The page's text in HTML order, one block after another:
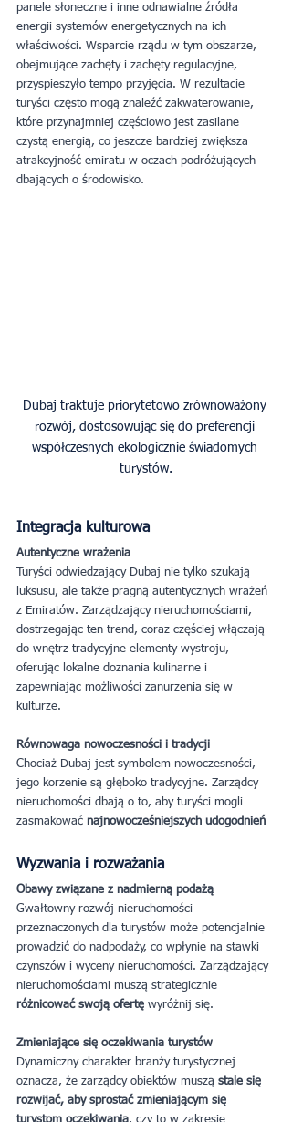
panele słoneczne i inne odnawialne źródła
energii systemów energetycznych na ich
właściwości. Wsparcie rządu w tym obszarze,
obejmujące zachęty i zachęty regulacyjne,
przyspieszyło tempo przyjęcia. W rezultacie
turyści często mogą znaleźć zakwaterowanie,
które przynajmniej częściowo jest zasilane
czystą energią, co jeszcze bardziej zwiększa
atrakcyjność emiratu w oczach podróżujących
dbających o środowisko.
Dubaj traktuje priorytetowo zrównoważony
rozwój, dostosowując się do preferencji
współczesnych ekologicznie świadomych
turystów.
Integracja kulturowa
Autentyczne wrażenia
Turyści odwiedzający Dubaj nie tylko szukają
luksusu, ale także pragną autentycznych wrażeń
z Emiratów. Zarządzający nieruchomościami,
dostrzegając ten trend, coraz częściej włączają
do wnętrz tradycyjne elementy wystroju,
oferując lokalne doznania kulinarne i
zapewniając możliwości zanurzenia się w
kulturze.
Równowaga nowoczesności i tradycji
Chociaż Dubaj jest symbolem nowoczesności,
jego korzenie są głęboko tradycyjne. Zarządcy
nieruchomości dbają o to, aby turyści mogli
zasmakować najnowocześniejszych udogodnień
Wyzwania i rozważania
Obawy związane z nadmierną podażą
Gwałtowny rozwój nieruchomości
przeznaczonych dla turystów może potencjalnie
prowadzić do nadpodaży, co wpłynie na stawki
czynszów i wyceny nieruchomości. Zarządzający
nieruchomościami muszą strategicznie
różnicować swoją ofertę wyróżnij się.
Zmieniające się oczekiwania turystów
Dynamiczny charakter branży turystycznej
oznacza, że zarządcy obiektów muszą stale się
rozwijać, aby sprostać zmieniającym się